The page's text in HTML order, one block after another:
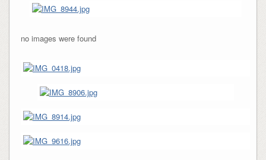
no images were found